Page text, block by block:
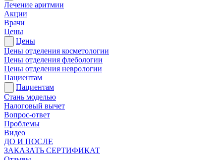
Лечение аритмии
Акции
Врачи
Цены
Цены
Цены отделения косметологии
Цены отделения флебологии
Цены отделения неврологии
Пациентам
Пациентам
Стань моделью
Налоговый вычет
Вопрос-ответ
Проблемы
Видео
ДО И ПОСЛЕ
ЗАКАЗАТЬ СЕРТИФИКАТ